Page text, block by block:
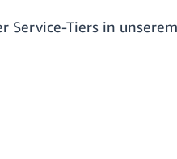
Service-Tiers in unserem